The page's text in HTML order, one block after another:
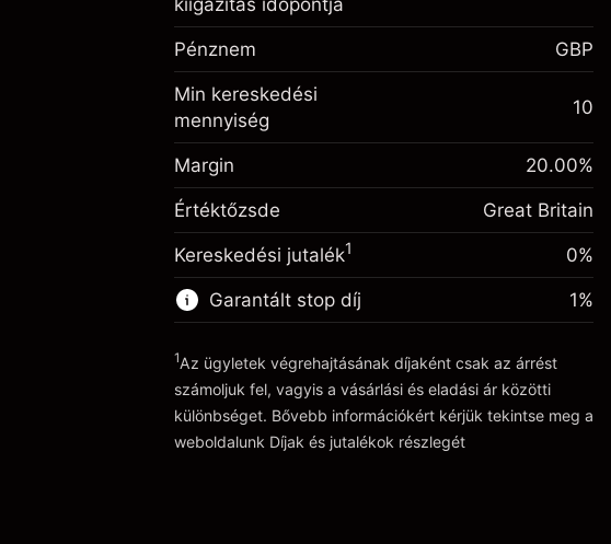
Egynapos finanszírozás
A pozíció teljes értékéből
származó díjak
-0.021271
(-£1.06)
Ügyletméret tőkeáttétellel ~
Tőkeáttételből származó pénz ~£4,000.00
Ugrás a platformra
Fedezet. A befektetése
£1,000.00
Egynapos finanszírozás
kiigazítás
A pozíció teljes értékéből
származó díjak
-0.000647
Ügyletméret tőkeáttétellel ~
Tőkeáttételből származó pénz ~
£4,000.00
kiigazítás időpontja
Pénznem GBP
Min kereskedési
mennyiség
10
Margin 20.00%
Értéktőzsde Great Britain
Kereskedési jutalék1 0%
Garantált stop díj
Díjak és jutalékokrészlegét
1%
1Az ügyletek végrehajtásának díjaként csak az árrést
számoljuk fel, vagyis a vásárlási és eladási ár közötti
különbséget. Bővebb információkért kérjük tekintse meg a
weboldalunk Díjak és jutalékok részlegét